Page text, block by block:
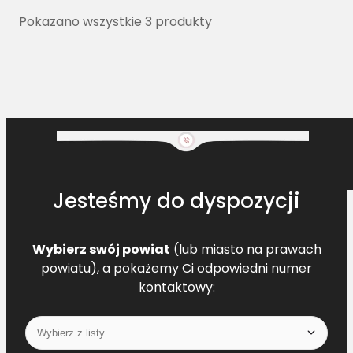
Pokazano wszystkie 3 produkty
Jesteśmy do dyspozycji
Wybierz swój powiat (lub miasto na prawach
powiatu), a pokażemy Ci odpowiedni numer
kontaktowy: